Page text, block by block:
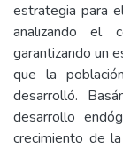
estrategia para
analizando el
garantizando un
que la
desarrolló.
desarrollo
crecimiento de